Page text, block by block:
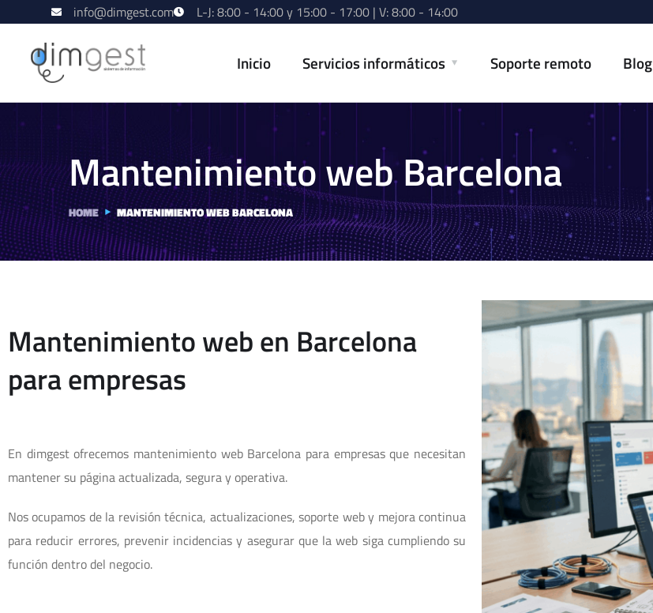
info@dimgest.com L-J: 8:00 - 14:00 y 15:00 - 17:00 | V: 8:00 - 14:00
Inicio Servicios informáticos Soporte remoto Blog
Mantenimiento web Barcelona
HOME MANTENIMIENTO WEB BARCELONA
Mantenimiento web en Barcelona
para empresas
En dimgest ofrecemos mantenimiento web Barcelona para empresas que necesitan
mantener su página actualizada, segura y operativa.
Nos ocupamos de la revisión técnica, actualizaciones, soporte web y mejora continua
para reducir errores, prevenir incidencias y asegurar que la web siga cumpliendo su
función dentro del negocio.